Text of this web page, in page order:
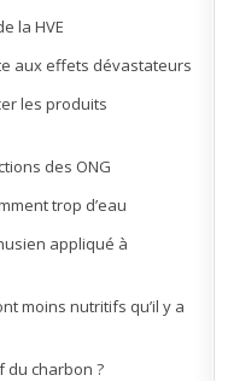
la HVE
aux effets dévastateurs
les produits
des ONG
trop d’eau
appliqué à
moins nutritifs qu’il y a
du charbon ?